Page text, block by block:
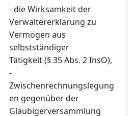
- die Wirksamkeit der
Verwaltererklärung zu
Vermögen aus
selbstständiger
Tätigkeit (§ 35 Abs. 2 InsO),
-
Zwischenrechnungslegung
en gegenüber der
Gläubigerversammlung